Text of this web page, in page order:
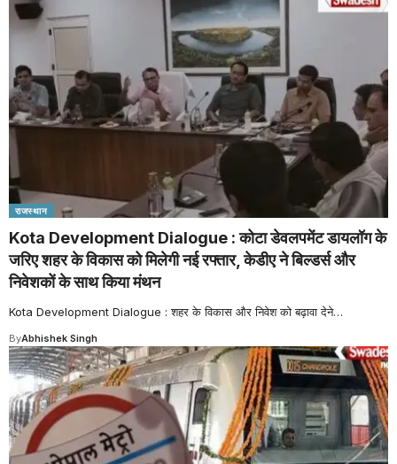
राजस्थान
Kota Development Dialogue : कोटा डेवलपमेंट डायलॉग के
जरिए शहर के विकास को मिलेगी नई रफ्तार, केडीए ने बिल्डर्स और
निवेशकों के साथ किया मंथन
Kota Development Dialogue : शहर के विकास और निवेश को बढ़ावा देने…
ByAbhishek Singh